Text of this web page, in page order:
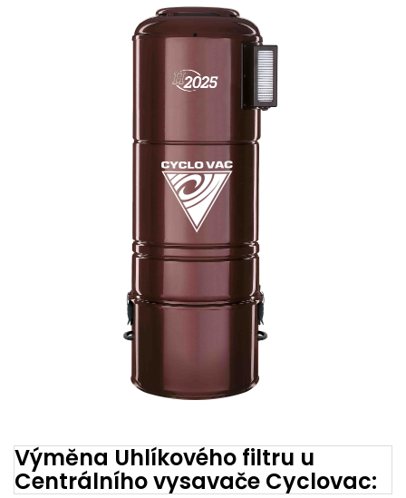
Výměna Uhlíkového filtru u
Centrálního vysavače Cyclovac: